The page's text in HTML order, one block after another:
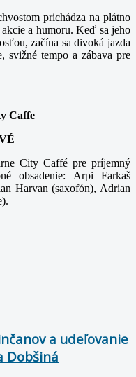
prichádza na plátno
a humoru. Keď sa jeho
začína sa divoká jazda
svižné tempo a zábava pre
Caffe
City Caffé pre príjemný
obsadenie: Arpi Farkaš
Harvan (saxofón), Adrian
a udeľovanie
Dobšiná